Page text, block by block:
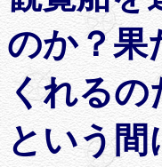
のか？果
くれる
という